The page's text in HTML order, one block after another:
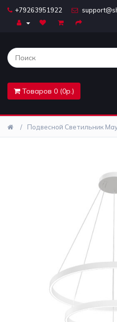
+79263951922
Товаров 0 (0р.)
Комплектующие
Лайтбоксы
Светодиодная
Подвесной Светильник